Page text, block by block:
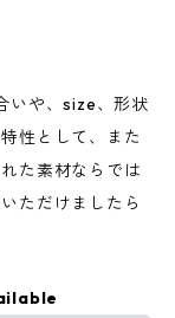
いや、size、形状
性として、また
た素材ならでは
ただけましたら